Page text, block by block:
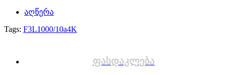
აღწერა
Tags: F3L1000/10a4K
ფასდაკლება